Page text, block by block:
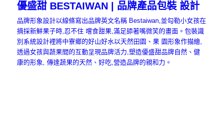
優盛甜 BESTAIWAN | 品牌產品包裝 設計
品牌形象設計以線條寫出品牌英文名稱 Bestaiwan,並勾勒小女孩在
摘採新鮮果子時,忍不住 嚐食甜果,滿足舔著嘴微笑的畫面。包裝識
別系統設計裡將中寮鄉的好山好水以天然田園、果 園形象作描繪,
透過女孩與蔬果間的互動呈現品牌活力,塑造優盛甜品牌自然、健
康的形象, 傳達蔬果的天然、好吃,營造品牌的親和力。